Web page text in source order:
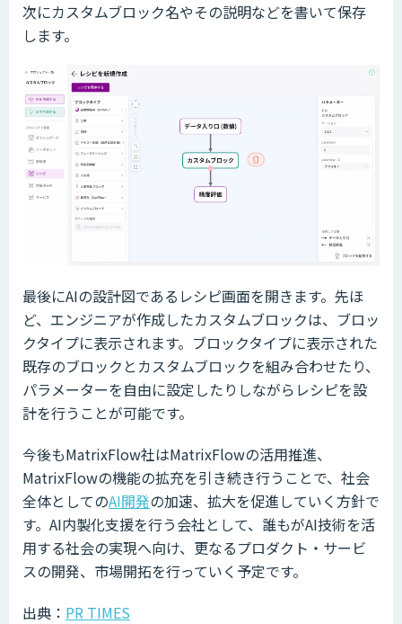
次にカスタムブロック名やその説明などを書いて保存
します。
最後にAIの設計図であるレシピ画面を開きます。先ほ
ど、エンジニアが作成したカスタムブロックは、ブロッ
クタイプに表示されます。ブロックタイプに表示された
既存のブロックとカスタムブロックを組み合わせたり、
パラメーターを自由に設定したりしながらレシピを設
計を行うことが可能です。
今後もMatrixFlow社はMatrixFlowの活用推進、
MatrixFlowの機能の拡充を引き続き行うことで、社会
全体としてのAI開発の加速、拡大を促進していく方針で
す。AI内製化支援を行う会社として、誰もがAI技術を活
用する社会の実現へ向け、更なるプロダクト・サービ
スの開発、市場開拓を行っていく予定です。
出典： PR TIMES